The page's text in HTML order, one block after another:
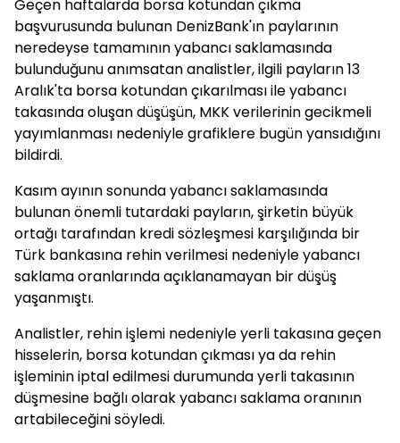
Geçen haftalarda borsa kotundan çıkma
başvurusunda bulunan DenizBank'ın paylarının
neredeyse tamamının yabancı saklamasında
bulunduğunu anımsatan analistler, ilgili payların 13
Aralık'ta borsa kotundan çıkarılması ile yabancı
takasında oluşan düşüşün, MKK verilerinin gecikmeli
yayımlanması nedeniyle grafiklere bugün yansıdığını
bildirdi.
Kasım ayının sonunda yabancı saklamasında
bulunan önemli tutardaki payların, şirketin büyük
ortağı tarafından kredi sözleşmesi karşılığında bir
Türk bankasına rehin verilmesi nedeniyle yabancı
saklama oranlarında açıklanamayan bir düşüş
yaşanmıştı.
Analistler, rehin işlemi nedeniyle yerli takasına geçen
hisselerin, borsa kotundan çıkması ya da rehin
işleminin iptal edilmesi durumunda yerli takasının
düşmesine bağlı olarak yabancı saklama oranının
artabileceğini söyledi.